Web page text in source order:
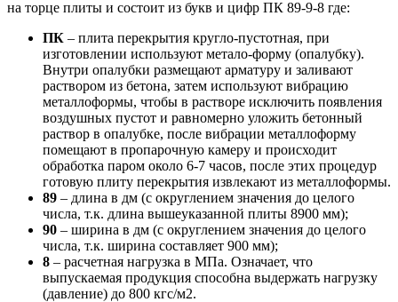
на торце плиты и состоит из букв и цифр ПК 89-9-8 где:
ПК – плита перекрытия кругло-пустотная, при
изготовлении используют метало-форму (опалубку).
Внутри опалубки размещают арматуру и заливают
раствором из бетона, затем используют вибрацию
металлоформы, чтобы в растворе исключить появления
воздушных пустот и равномерно уложить бетонный
раствор в опалубке, после вибрации металлоформу
помещают в пропарочную камеру и происходит
обработка паром около 6-7 часов, после этих процедур
готовую плиту перекрытия извлекают из металлоформы.
89 – длина в дм (с округлением значения до целого
числа, т.к. длина вышеуказанной плиты 8900 мм);
90 – ширина в дм (с округлением значения до целого
числа, т.к. ширина составляет 900 мм);
8 – расчетная нагрузка в МПа. Означает, что
выпускаемая продукция способна выдержать нагрузку
(давление) до 800 кгс/м2.